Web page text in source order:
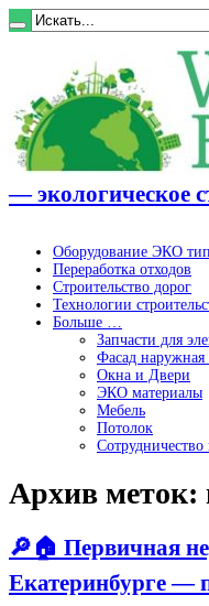
— экологическое
Оборудование ЭКО
Переработка отходов
Строительство дорог
Технологии
Больше …
Запчасти для
Фасад наружная
Окна и Двери
ЭКО материалы
Мебель
Потолок
Сотрудничество
Архив меток:
🔎🏠 Первичная
Екатеринбурге —